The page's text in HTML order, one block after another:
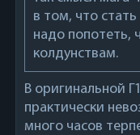
в том, что
надо попотеть,
колдунствам.
В оригинальной
практически
много часов